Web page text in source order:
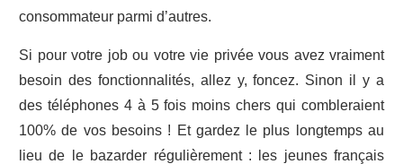
consommateur parmi d’autres.
Si pour votre job ou votre vie privée vous avez vraiment
besoin des fonctionnalités, allez y, foncez. Sinon il y a
des téléphones 4 à 5 fois moins chers qui combleraient
100% de vos besoins ! Et gardez le plus longtemps au
lieu de le bazarder régulièrement : les jeunes français